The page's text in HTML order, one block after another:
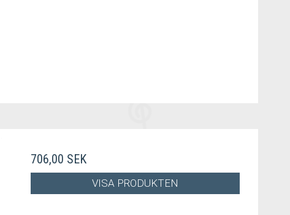
706,00 SEK
VISA PRODUKTEN